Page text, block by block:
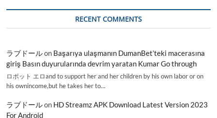
RECENT COMMENTS
ラブドールon Başarıya ulaşmanın DumanBet’teki macerasına
giriş Basın duyurularında devrim yaratan Kumar Go through
ロボット エロand to support her and her children by his own labor or on
his ownincome,but he takes her to…
ラブドールon HD Streamz APK Download Latest Version 2023
For Android